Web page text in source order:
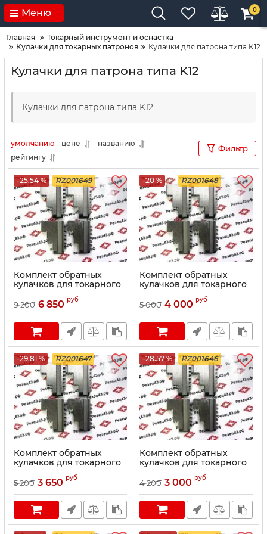
Меню 0
Главная
Токарный инструмент и оснастка
Кулачки для токарных патронов
Кулачки для патрона типа K12
Кулачки для патрона типа K12
Кулачки для патрона типа K12
умолчанию цене
названию
рейтингу
Фильтр
-25.54 % RZ001649
Комплект обратных
кулачков для токарного
патрона K12 диаметром
250 мм
9 200 6 850 руб
-20 % RZ001648
Комплект обратных
кулачков для токарного
патрона K12 диаметром
200 мм
5 000 4 000 руб
-29.81 % RZ001647
Комплект обратных
кулачков для токарного
патрона K12 диаметром
160 мм
5 200 3 650 руб
-28.57 % RZ001646
Комплект обратных
кулачков для токарного
патрона K12 диаметром
130 мм
4 200 3 000 руб